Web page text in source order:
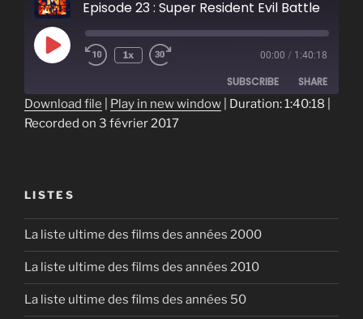
Episode 23 : Super Resident Evil Battle
Play
Episode
1x 00:00 / 1:40:18
SUBSCRIBE SHARE
SHARE
EMBED
Download file Play in new window Duration: 1:40:18
Recorded on 3 février 2017
LISTES
La liste ultime des films des années 2000
La liste ultime des films des années 2010
La liste ultime des films des années 50